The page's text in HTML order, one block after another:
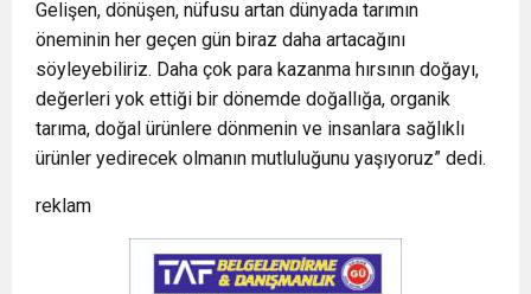
Gelişen, dönüşen, nüfusu artan dünyada tarımın
öneminin her geçen gün biraz daha artacağını
söyleyebiliriz. Daha çok para kazanma hırsının doğayı,
değerleri yok ettiği bir dönemde doğallığa, organik
tarıma, doğal ürünlere dönmenin ve insanlara sağlıklı
ürünler yedirecek olmanın mutluluğunu yaşıyoruz” dedi.
reklam